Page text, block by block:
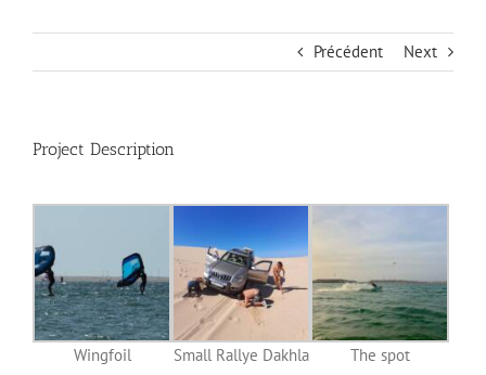
Précédent Next
Project Description
Wingfoil Small Rallye Dakhla The spot